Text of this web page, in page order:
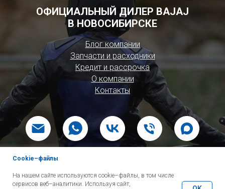
ОФИЦИАЛЬНЫЙ ДИЛЕР BAJAJ
В НОВОСИБИРСКЕ
Блог компании
Запчасти и расходники
Кредит и рассрочка
О компании
Контакты
Cookie–файлы
На нашем сайте используются cookie–файлы, в том числе
сервисов веб–аналитики. Используя сайт,